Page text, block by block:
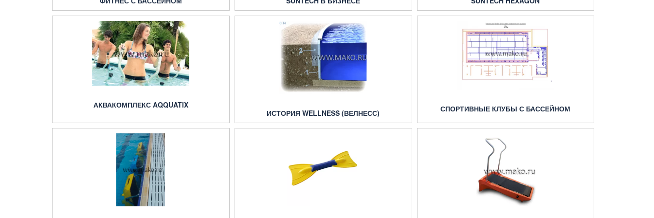
АКВАКОМПЛЕКС AQQUATIX
ИСТОРИЯ WELLNESS (ВЕЛНЕСС)
СПОРТИВНЫЕ КЛУБЫ С БАССЕЙНОМ